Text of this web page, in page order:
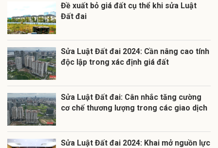
Đề xuất bỏ giá đất cụ thể khi sửa Luật
Đất đai
Sửa Luật Đất đai 2024: Cần nâng cao tính
độc lập trong xác định giá đất
Sửa Luật Đất đai: Cân nhắc tăng cường
cơ chế thương lượng trong các giao dịch
Sửa Luật Đất đai 2024: Khai mở nguồn lực